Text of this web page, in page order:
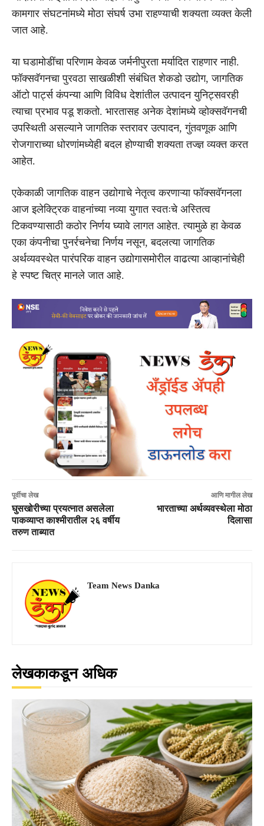
कामगार संघटनांमध्ये मोठा संघर्ष उभा राहण्याची शक्यता व्यक्त केली
जात आहे.
या घडामोडींचा परिणाम केवळ जर्मनीपुरता मर्यादित राहणार नाही.
फॉक्सवॅगनचा पुरवठा साखळीशी संबंधित शेकडो उद्योग, जागतिक
ऑटो पार्ट्स कंपन्या आणि विविध देशांतील उत्पादन युनिट्सवरही
त्याचा प्रभाव पडू शकतो. भारतासह अनेक देशांमध्ये व्होक्सवॅगनची
उपस्थिती असल्याने जागतिक स्तरावर उत्पादन, गुंतवणूक आणि
रोजगाराच्या धोरणांमध्येही बदल होण्याची शक्यता तज्ज्ञ व्यक्त करत
आहेत.
एकेकाळी जागतिक वाहन उद्योगाचे नेतृत्व करणाऱ्या फॉक्सवॅगनला
आज इलेक्ट्रिक वाहनांच्या नव्या युगात स्वतःचे अस्तित्व
टिकवण्यासाठी कठोर निर्णय घ्यावे लागत आहेत. त्यामुळे हा केवळ
एका कंपनीचा पुनर्रचनेचा निर्णय नसून, बदलत्या जागतिक
अर्थव्यवस्थेत पारंपरिक वाहन उद्योगासमोरील वाढत्या आव्हानांचेही
हे स्पष्ट चित्र मानले जात आहे.
पूर्वीचा लेख
घुसखोरीच्या प्रयत्नात असलेला
पाकव्याप्त काश्मीरातील २६ वर्षीय
तरुण ताब्यात
आणि मागील लेख
भारताच्या अर्थव्यवस्थेला मोठा
दिलासा
Team News Danka
लेखकाकडून अधिक